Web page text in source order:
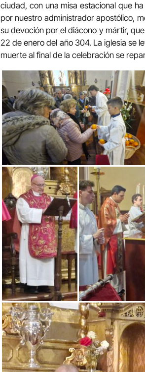
ciudad, con una misa estacional que
por nuestro administrador apostólico,
su devoción por el diácono y mártir,
22 de enero del año 304. La iglesia se
muerte al final de la celebración se